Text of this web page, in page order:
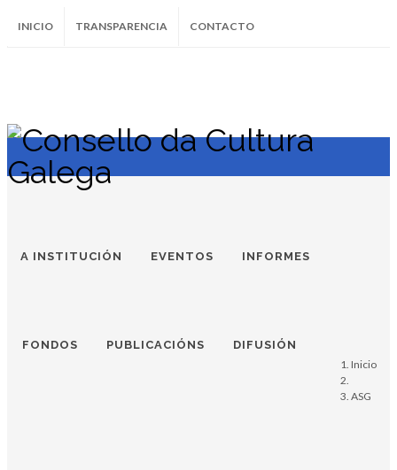
INICIO TRANSPARENCIA CONTACTO
InstagramFacebookTwitter Soundcloud
Youtube
A INSTITUCIÓN EVENTOS INFORMES
FONDOS PUBLICACIÓNS DIFUSIÓN
Inicio
ASG